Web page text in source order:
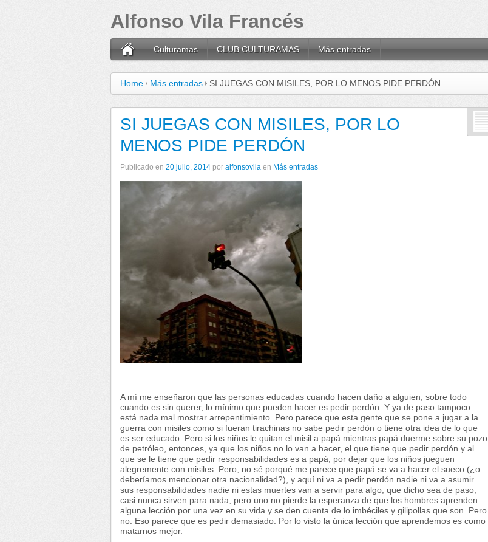
Alfonso Vila Francés
Culturamas CLUB CULTURAMAS Más entradas
Home Más entradas SI JUEGAS CON MISILES, POR LO MENOS PIDE PERDÓN
SI JUEGAS CON MISILES, POR LO
MENOS PIDE PERDÓN
Publicado en 20 julio, 2014 por alfonsovila en Más entradas
A mí me enseñaron que las personas educadas cuando hacen daño a alguien, sobre todo
cuando es sin querer, lo mínimo que pueden hacer es pedir perdón. Y ya de paso tampoco
está nada mal mostrar arrepentimiento. Pero parece que esta gente que se pone a jugar a la
guerra con misiles como si fueran tirachinas no sabe pedir perdón o tiene otra idea de lo que
es ser educado. Pero si los niños le quitan el misil a papá mientras papá duerme sobre su pozo
de petróleo, entonces, ya que los niños no lo van a hacer, el que tiene que pedir perdón y al
que se le tiene que pedir responsabilidades es a papá, por dejar que los niños jueguen
alegremente con misiles. Pero, no sé porqué me parece que papá se va a hacer el sueco (¿o
deberíamos mencionar otra nacionalidad?), y aquí ni va a pedir perdón nadie ni va a asumir
sus responsabilidades nadie ni estas muertes van a servir para algo, que dicho sea de paso,
casi nunca sirven para nada, pero uno no pierde la esperanza de que los hombres aprenden
alguna lección por una vez en su vida y se den cuenta de lo imbéciles y gilipollas que son. Pero
no. Eso parece que es pedir demasiado. Por lo visto la única lección que aprendemos es como
matarnos mejor.